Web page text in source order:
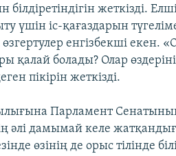
жеткізді.
үшін іс-қағаздарын
енгізбекші екен.
қалай болады? Олар
пікірін жеткізді.
Парламент
әлі дамымай келе
өзінің де орыс тілінде